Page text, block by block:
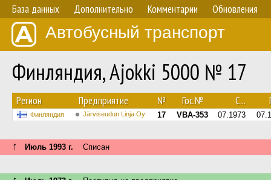
База данных Дополнительно Комментарии Обновления
Автобусный транспорт
Финляндия, Ajokki 5000 № 17
Регион Предприятие № Гос.№ С...
Финляндия Järviseudun Linja Oy 17 VBA-353 07.1973
↑ Июль 1993 г. Списан